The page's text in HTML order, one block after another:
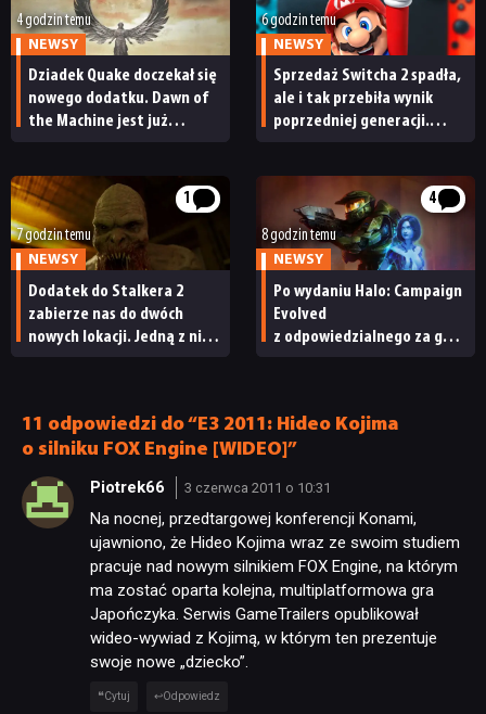
NEWSY
RECENZJE
PUBLICYSTYKA
RETRO
TECHNOLOGIE
DYSKUSJE
JUŻ GRALIŚMY
4 godzin temu
NEWSY
Dziadek Quake doczekał się
nowego dodatku. Dawn of
the Machine jest już
6 godzin temu
NEWSY
Sprzedaż Switcha 2 spadła,
ale i tak przebiła wynik
poprzedniej generacji.
1
7 godzin temu
NEWSY
Dodatek do Stalkera 2
zabierze nas do dwóch
nowych lokacji. Jedną z nich
4
8 godzin temu
NEWSY
Po wydaniu Halo: Campaign
Evolved
z odpowiedzialnego za grę
11 odpowiedzi do “E3 2011: Hideo Kojima
o silniku FOX Engine [WIDEO]”
Piotrek66 3 czerwca 2011 o 10:31
Na nocnej, przedtargowej konferencji Konami,
ujawniono, że Hideo Kojima wraz ze swoim studiem
pracuje nad nowym silnikiem FOX Engine, na którym
ma zostać oparta kolejna, multiplatformowa gra
Japończyka. Serwis GameTrailers opublikował
wideo-wywiad z Kojimą, w którym ten prezentuje
swoje nowe „dziecko”.
Cytuj Odpowiedz